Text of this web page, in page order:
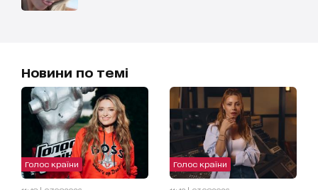
Новини по темі
Голос країни Голос країни